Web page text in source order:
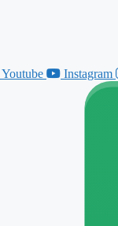
Youtube Instagram